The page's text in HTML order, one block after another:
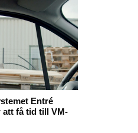
Entré
få tid till VM-